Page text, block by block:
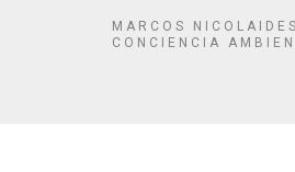
MARCOS
CONCIENCIA